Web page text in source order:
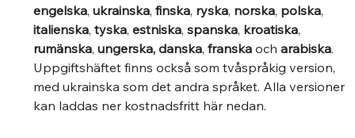
engelska, ukrainska, finska, ryska, norska, polska,
italienska, tyska, estniska, spanska, kroatiska,
rumänska, ungerska, danska, franska och arabiska.
Uppgiftshäftet finns också som tvåspråkig version,
med ukrainska som det andra språket. Alla versioner
kan laddas ner kostnadsfritt här nedan.